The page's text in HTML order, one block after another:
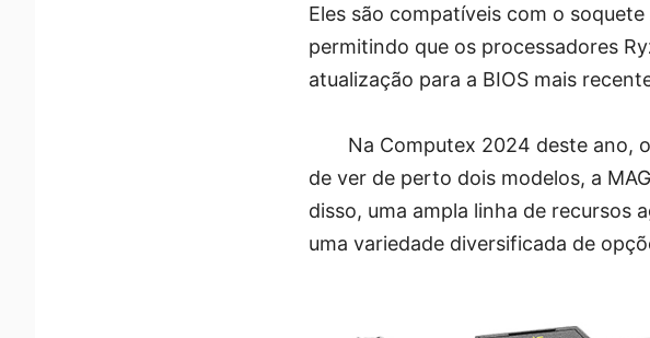
Eles são compatíveis com o
permitindo que os processadores
atualização para a BIOS mais
Na Computex 2024 deste ano,
de ver de perto dois modelos, a
disso, uma ampla linha de recursos
uma variedade diversificada de